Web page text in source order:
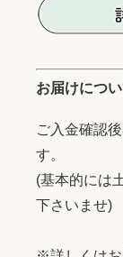
お届けにつ
ご入金確認
す。
(基本的には
下さいませ)